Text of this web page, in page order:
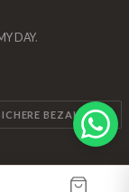
DAY.
BEZAHLUNG